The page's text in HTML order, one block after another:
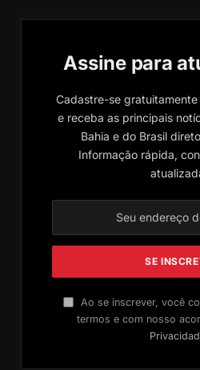
Assine para
Cadastre-se
e receba as principais
Bahia e do Brasil
Informação rápida,
Ao se inscrever, você
termos e com nosso